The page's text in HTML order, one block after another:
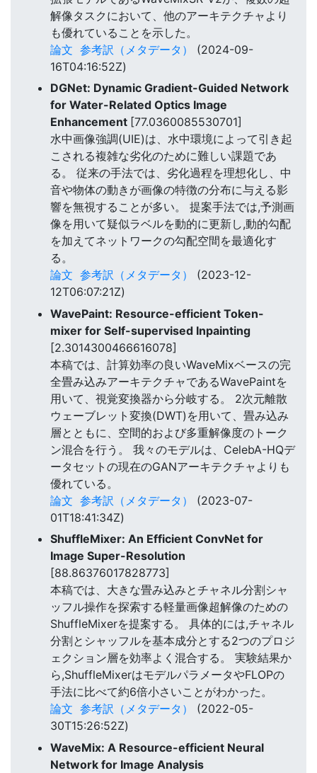
解像タスクにおいて、他のアーキテクチャより
も優れていることを示した。
論文 参考訳（メタデータ）
(2024-09-
16T04:16:52Z)
DGNet: Dynamic Gradient-Guided Network
for Water-Related Optics Image
Enhancement [77.0360085530701]
水中画像強調(UIE)は、水中環境によって引き起
こされる複雑な劣化のために難しい課題であ
る。 従来の手法では、劣化過程を理想化し、中
音や物体の動きが画像の特徴の分布に与える影
響を無視することが多い。 提案手法では,予測画
像を用いて疑似ラベルを動的に更新し,動的勾配
を加えてネットワークの勾配空間を最適化す
る。
論文 参考訳（メタデータ）
(2023-12-
12T06:07:21Z)
WavePaint: Resource-efficient Token-
mixer for Self-supervised Inpainting
[2.3014300466616078]
本稿では、計算効率の良いWaveMixベースの完
全畳み込みアーキテクチャであるWavePaintを
用いて、視覚変換器から分岐する。 2次元離散
ウェーブレット変換(DWT)を用いて、畳み込み
層とともに、空間的および多重解像度のトーク
ン混合を行う。 我々のモデルは、CelebA-HQデ
ータセットの現在のGANアーキテクチャよりも
優れている。
論文 参考訳（メタデータ）
(2023-07-
01T18:41:34Z)
ShuffleMixer: An Efficient ConvNet for
Image Super-Resolution
[88.86376017828773]
本稿では、大きな畳み込みとチャネル分割シャ
ッフル操作を探索する軽量画像超解像のための
ShuffleMixerを提案する。 具体的には,チャネル
分割とシャッフルを基本成分とする2つのプロジ
ェクション層を効率よく混合する。 実験結果か
ら,ShuffleMixerはモデルパラメータやFLOPの
手法に比べて約6倍小さいことがわかった。
論文 参考訳（メタデータ）
(2022-05-
30T15:26:52Z)
WaveMix: A Resource-efficient Neural
Network for Image Analysis